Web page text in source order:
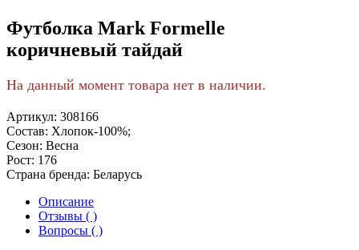
Футболка Mark Formelle
коричневый тайдай
На данный момент товара нет в наличии.
Артикул: 308166
Состав: Хлопок-100%;
Сезон: Весна
Рост: 176
Страна бренда: Беларусь
Описание
Отзывы ( )
Вопросы ( )